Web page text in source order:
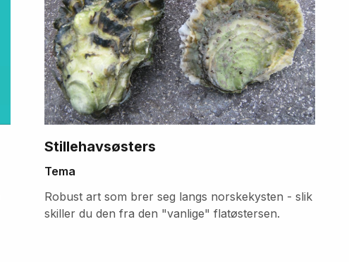
Stillehavsøsters
Tema
Robust art som brer seg langs norskekysten - slik
skiller du den fra den "vanlige" flatøstersen.